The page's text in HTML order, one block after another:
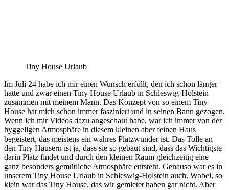
Tiny House Urlaub
Im Juli 24 habe ich mir einen Wunsch erfüllt, den ich schon länger
hatte und zwar einen Tiny House Urlaub in Schleswig-Holstein
zusammen mit meinem Mann. Das Konzept von so einem Tiny
House hat mich schon immer fasziniert und in seinen Bann gezogen.
Wenn ich mir Videos dazu angeschaut habe, war ich immer von der
hyggeligen Atmosphäre in diesem kleinen aber feinen Haus
begeistert, das meistens ein wahres Platzwunder ist. Das Tolle an
den Tiny Häusern ist ja, dass sie so gebaut sind, dass das Wichtigste
darin Platz findet und durch den kleinen Raum gleichzeitig eine
ganz besonders gemütliche Atmosphäre entsteht. Genauso war es in
unserem Tiny House Urlaub in Schleswig-Holstein auch. Wobei, so
klein war das Tiny House, das wir gemietet haben gar nicht. Aber